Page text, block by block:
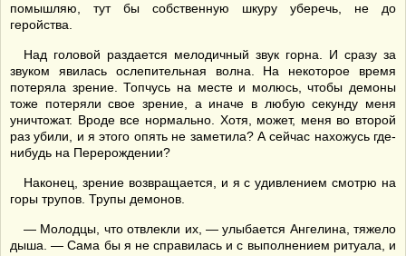
помышляю, тут бы собственную шкуру уберечь, не до
геройства.
Над головой раздается мелодичный звук горна. И сразу за
звуком явилась ослепительная волна. На некоторое время
потеряла зрение. Топчусь на месте и молюсь, чтобы демоны
тоже потеряли свое зрение, а иначе в любую секунду меня
уничтожат. Вроде все нормально. Хотя, может, меня во второй
раз убили, и я этого опять не заметила? А сейчас нахожусь где-
нибудь на Перерождении?
Наконец, зрение возвращается, и я с удивлением смотрю на
горы трупов. Трупы демонов.
— Молодцы, что отвлекли их, — улыбается Ангелина, тяжело
дыша. — Сама бы я не справилась и с выполнением ритуала, и